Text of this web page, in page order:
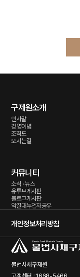
구제원소개
인사말
경영이념
조직도
오시는길
커뮤니티
소식 · 뉴스
유튜브게시판
블로그게시판
악질대부업자공유
개인정보처리방침
불법사채구제원